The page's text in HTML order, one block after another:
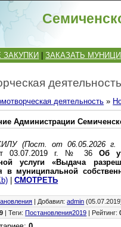
|ЗАКАЗАТЬ
деятельность
деятельность »
Администрации
(Пост. от 06.05.2026
от 03.07.2019 г. № 36Об
услуги «Выдача
в муниципальной
| СМОТРЕТЬ
Добавил:admin
|Теги: Постановления2019 Рейтинг: